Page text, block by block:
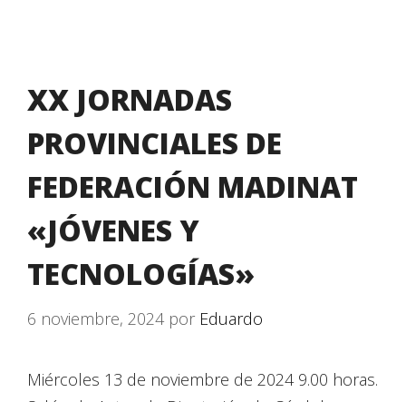
XX JORNADAS
PROVINCIALES DE
FEDERACIÓN MADINAT
«JÓVENES Y
TECNOLOGÍAS»
6 noviembre, 2024 por Eduardo
Miércoles 13 de noviembre de 2024 9.00 horas.